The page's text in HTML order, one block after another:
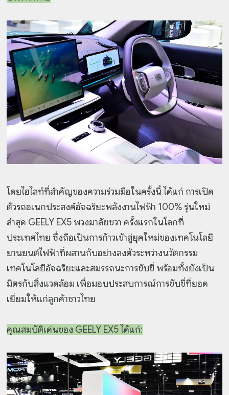
โดยไฮไลท์ที่สำคัญของความร่วมมือในครั้งนี้ ได้แก่ การเปิด
ตัวรถอเนกประสงค์อัจฉริยะพลังงานไฟฟ้า 100% รุ่นใหม่
ล่าสุด GEELY EX5 พวงมาลัยขวา ครั้งแรกในโลกที่
ประเทศไทย ซึ่งถือเป็นการก้าวเข้าสู่ยุคใหม่ของเทคโนโลยี
ยานยนต์ไฟฟ้าที่ผสานกับอย่างลงตัวระหว่างนวัตกรรม
เทคโนโลยีอัจฉริยะและสมรรถนะการขับขี่ พร้อมทั้งยังเป็น
มิตรกับสิ่งแวดล้อม เพื่อมอบประสบการณ์การขับขี่ที่ยอด
เยี่ยมให้แก่ลูกค้าชาวไทย
คุณสมบัติเด่นของ GEELY EX5 ได้แก่: